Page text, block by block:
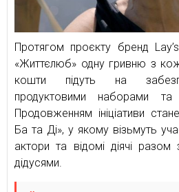
Протягом проєкту бренд
«Життєлюб» одну гривню з
кошти підуть на
продуктовими наборами та
Продовженням ініціативи
Ба та Ді», у якому візьмуть
актори та відомі діячі
дідусями.